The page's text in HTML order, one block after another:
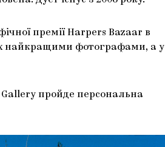
премії Harpers Bazaar в
їх найкращими фотографами, а у
Gallery пройде персональна